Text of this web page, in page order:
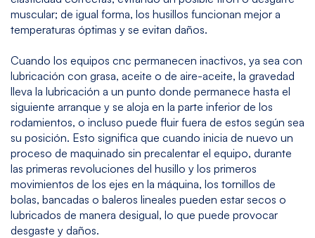
muscular; de igual forma, los husillos funcionan mejor a
temperaturas óptimas y se evitan daños.
Cuando los equipos cnc permanecen inactivos, ya sea con
lubricación con grasa, aceite o de aire-aceite, la gravedad
lleva la lubricación a un punto donde permanece hasta el
siguiente arranque y se aloja en la parte inferior de los
rodamientos, o incluso puede fluir fuera de estos según sea
su posición. Esto significa que cuando inicia de nuevo un
proceso de maquinado sin precalentar el equipo, durante
las primeras revoluciones del husillo y los primeros
movimientos de los ejes en la máquina, los tornillos de
bolas, bancadas o baleros lineales pueden estar secos o
lubricados de manera desigual, lo que puede provocar
desgaste y daños.